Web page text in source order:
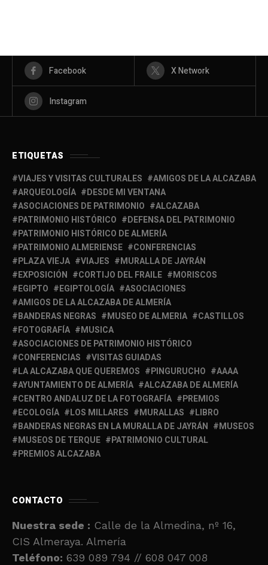
Facebook X Network
Instagram
ETIQUETAS
VIAJES Y VISITAS CULTURALES
AMIGOS DE LA ALCAZABA
ARQUEOLOGÍA
DESDE MI VENTANA
ASOCIACIONES DE PATRIMONIO
ALCAZABA
PATRIMONIO HISTÓRICO
DEFENSA DEL PATRIMONIO
PATRIMONIO HISTÓRICO DE ALMERÍA
PATRIMONIO ALMERIENSE
CONFERENCIAS
PLAZA VIEJA
VIAJES
MURALLA DE JAYRÁN
EXPOSICIÓN
CORTIJO DEL FRAILE
MORISCOS
EGIPTO
EGIPTOLOGÍA
ASOCIACIONES
AMIGOS DE LA ALCAZABA DE ALMERÍA
BANDERAS NEGRAS
MUSEO DE ALMERIA
CASTILLOS
FOTOGRAFÍA
MUSICA
ASOCIACIONES DE PATRIMONIO HISTÓRICO
CONFERENCIAS
VISITAS GUIADAS
LA ALCAZABA QUE QUEREMOS
PINGURUCHO
AAAA
AYUNTAMIENTO DE ALMERÍA
ALCAZABA DE ALMERÍA
CENTRO ANDALUZ DE LA FOTOGRAFÍA
PREMIOS
ECOLOGÍA
LOS MILLARES MURALLAS
LIBRO
BANDERAS NEGRAS EN LA MURALLA DE JAYRÁN
MUSEOS
MUSEOS DE TERQUE
PATRIMONIO CULTURAL
PREMIOS ALCAZABA
CONTACTO
Nuestra sede : Calle de la Almedina, nº 16,
CIS Almeraya. Almería
Teléfono: 639 089 794 // 608 047 008